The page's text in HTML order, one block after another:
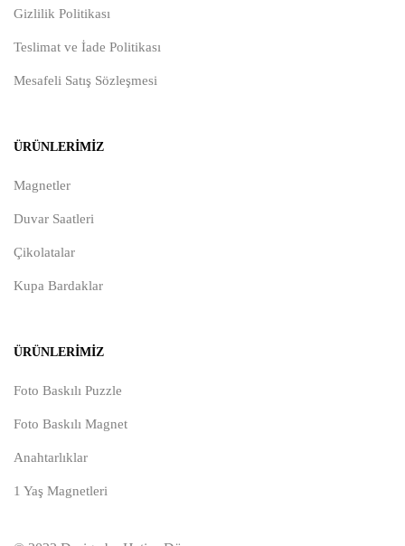
Gizlilik Politikası
Teslimat ve İade Politikası
Mesafeli Satış Sözleşmesi
ÜRÜNLERIMIZ
Magnetler
Duvar Saatleri
Çikolatalar
Kupa Bardaklar
ÜRÜNLERIMIZ
Foto Baskılı Puzzle
Foto Baskılı Magnet
Anahtarlıklar
1 Yaş Magnetleri